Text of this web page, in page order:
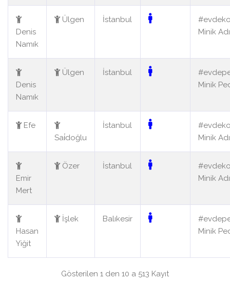
Denis
Namık
Ülgen İstanbul
Minik
Denis
Namık
Ülgen İstanbul
Minik
Efe
Sai̇doğlu
İstanbul
Minik
Emir
Mert
Özer İstanbul
Minik
Hasan
Yiğit
İşlek Balıkesir
Minik
Gösterilen 1 den 10 a 513 Kayıt